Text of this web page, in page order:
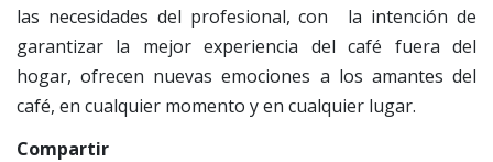
las necesidades del profesional, con la intención de
garantizar la mejor experiencia del café fuera del
hogar, ofrecen nuevas emociones a los amantes del
café, en cualquier momento y en cualquier lugar.
Compartir